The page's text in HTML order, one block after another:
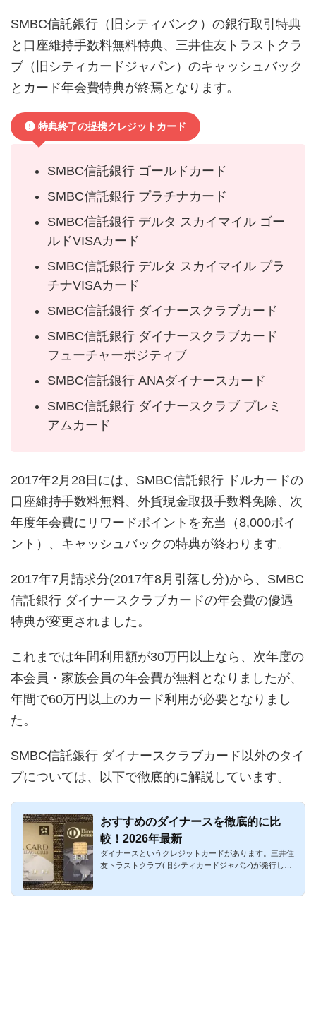
SMBC信託銀行（旧シティバンク）の銀行取引特典
と口座維持手数料無料特典、三井住友トラストクラ
ブ（旧シティカードジャパン）のキャッシュバック
とカード年会費特典が終焉となります。
特典終了の提携クレジットカード
SMBC信託銀行 ゴールドカード
SMBC信託銀行 プラチナカード
SMBC信託銀行 デルタ スカイマイル ゴー
ルドVISAカード
SMBC信託銀行 デルタ スカイマイル プラ
チナVISAカード
SMBC信託銀行 ダイナースクラブカード
SMBC信託銀行 ダイナースクラブカード
フューチャーポジティブ
SMBC信託銀行 ANAダイナースカード
SMBC信託銀行 ダイナースクラブ プレミ
アムカード
2017年2月28日には、SMBC信託銀行 ドルカードの
口座維持手数料無料、外貨現金取扱手数料免除、次
年度年会費にリワードポイントを充当（8,000ポイ
ント）、キャッシュバックの特典が終わります。
2017年7月請求分(2017年8月引落し分)から、SMBC
信託銀行 ダイナースクラブカードの年会費の優遇
特典が変更されました。
これまでは年間利用額が30万円以上なら、次年度の
本会員・家族会員の年会費が無料となりましたが、
年間で60万円以上のカード利用が必要となりまし
た。
SMBC信託銀行 ダイナースクラブカード以外のタイ
プについては、以下で徹底的に解説しています。
おすすめのダイナースを徹底的に比
較！2026年最新
ダイナースというクレジットカードがあります。三井住
友トラストクラブ(旧シティカードジャパン)が発行して